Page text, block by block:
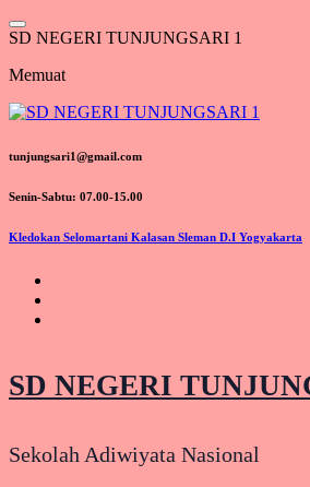
Lewati
ke
SD NEGERI TUNJUNGSARI 1
Memuat
tunjungsari1@gmail.com
Senin-Sabtu: 07.00-15.00
Kledokan Selomartani Kalasan Sleman D.I Yogyakarta
SD NEGERI
Sekolah Adiwiyata Nasional